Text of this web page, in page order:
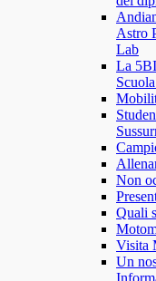
Astro
Lab
La
Non
Quali
Visita
Un